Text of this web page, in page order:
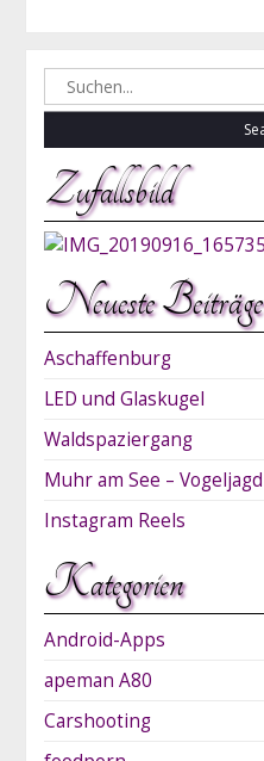
Search
for:
Zufallsbild
Neueste Beiträge
Aschaffenburg
LED und Glaskugel
Waldspaziergang
Muhr am See – Vogeljagd
Instagram Reels
Kategorien
Android-Apps
apeman A80
Carshooting